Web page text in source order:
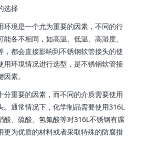
选择
环境是一个尤为重要的因素，不同的行
各不相同，如高温、低温、高湿度、
，都会直接影响到不锈钢软管接头的使
用环境情况进行选型，是不锈钢软管接
素。
分重要的因素，而不同的介质需要使用
。通常情况下，化学制品需要使用316L
酸、硫酸、氢氟酸等对316L不锈钢有腐
更为优质的材料或者采取特殊的防腐措